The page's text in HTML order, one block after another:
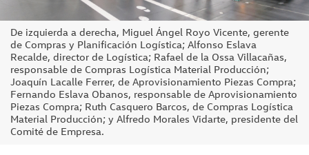
De izquierda a derecha, Miguel Ángel Royo Vicente, gerente
de Compras y Planificación Logística; Alfonso Eslava
Recalde, director de Logística; Rafael de la Ossa Villacañas,
responsable de Compras Logística Material Producción;
Joaquín Lacalle Ferrer, de Aprovisionamiento Piezas Compra;
Fernando Eslava Obanos, responsable de Aprovisionamiento
Piezas Compra; Ruth Casquero Barcos, de Compras Logística
Material Producción; y Alfredo Morales Vidarte, presidente del
Comité de Empresa.